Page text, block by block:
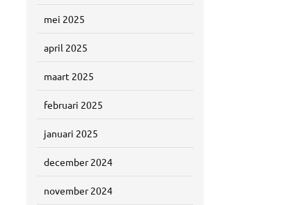
mei 2025
april 2025
maart 2025
februari 2025
januari 2025
december 2024
november 2024